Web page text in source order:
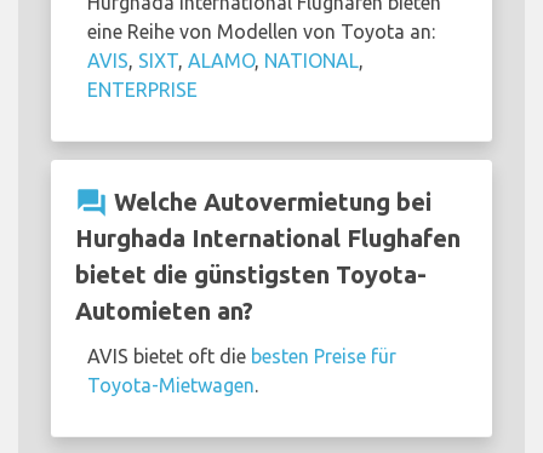
eine Reihe von Modellen von Toyota an:
AVIS SIXT ALAMO, NATIONAL
ENTERPRISE
question_answer Welche Autovermietung bei
Hurghada International Flughafen
bietet die günstigsten Toyota-
Automieten an?
AVIS bietet oft die besten Preise für
Toyota-Mietwagen